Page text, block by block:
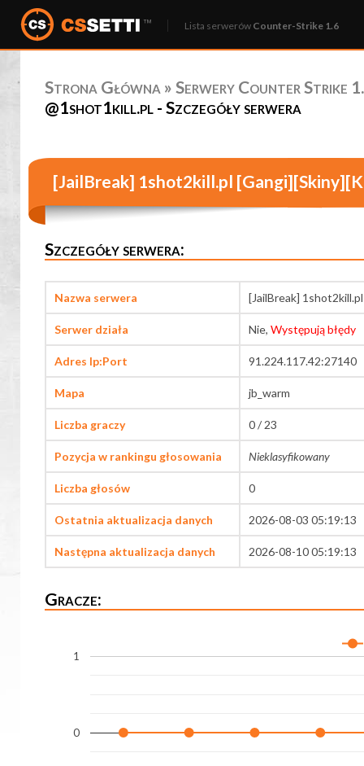
Lista serwerów Counter-Strike 1.6
Strona Główna » Serwery Counter Strike
@1shot1kill.pl - Szczegóły serwera
[JailBreak] 1shot2kill.pl
Szczegóły serwera:
Nazwa serwera [JailBreak]
Serwer działa Nie, Występują błędy
Adres Ip:Port 91.224.117.42:27140
Mapa jb_warm
Liczba graczy 0 / 23
Pozycja w rankingu głosowania Nieklasyfikowany
Liczba głosów 0
Ostatnia aktualizacja danych 2026-08-03 05:19:13
Następna aktualizacja danych 2026-08-10 05:19:13
Gracze:
0
1